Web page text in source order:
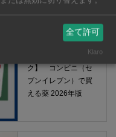
ク】 コンビニ（セ
ブンイレブン）で買
える薬 2026年版
全て許可
Klaro